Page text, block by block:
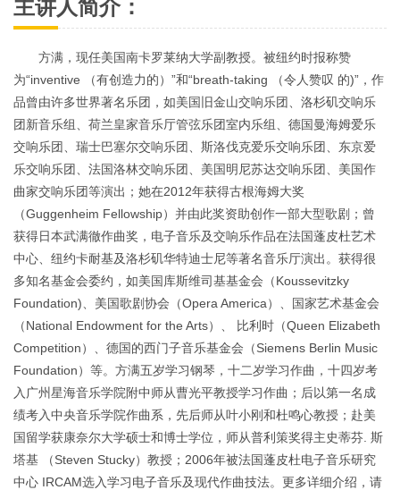
方满，现任美国南卡罗莱纳大学副教授。被纽约时报称赞
为“inventive （有创造力的）”和“breath-taking （令人赞叹 的)”，作
品曾由许多世界著名乐团，如美国旧金山交响乐团、洛杉矶交响乐
团新音乐组、荷兰皇家音乐厅管弦乐团室内乐组、德国曼海姆爱乐
交响乐团、瑞士巴塞尔交响乐团、 斯洛伐克爱乐交响乐团、东京爱
乐交响乐团、法国洛林交响乐团、美国明尼苏达交响乐团、美国作
曲家交响乐团等演出；她在2012年获得古根海姆大奖
（Guggenheim Fellowship）并由此奖资助创作一部大型歌剧；曾
获得日本武满徹作曲奖，电子音乐及交响乐作品在法国蓬皮杜艺术
中心、纽约卡耐基及洛杉矶华特迪士尼等著名音乐厅演出。获得很
多知名基金会委约，如美国库斯维司基基金会（Koussevitzky
Foundation)、美国歌剧协会（Opera America）、国家艺术基金会
（National Endowment for the Arts）、 比利时（Queen Elizabeth
Competition）、德国的西门子音乐基金会（Siemens Berlin Music
Foundation）等。方满五岁学习钢琴，十二岁学习作曲，十四岁考
入广州星海音乐学院附中师从曹光平教授学习作曲；后以第一名成
绩考入中央音乐学院作曲系，先后师从叶小刚和杜鸣心教授；赴美
国留学获康奈尔大学硕士和博士学位，师从普利策奖得主史蒂芬. 斯
塔基 （Steven Stucky）教授；2006年被法国蓬皮杜电子音乐研究
中心 IRCAM选入学习电子音乐及现代作曲技法。更多详细介绍，请